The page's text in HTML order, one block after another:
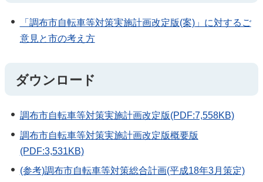
「調布市自転車等対策実施計画改定版(案)」に対するご
意見と市の考え方
ダウンロード
調布市自転車等対策実施計画改定版(PDF:7,558KB)
調布市自転車等対策実施計画改定版概要版
(PDF:3,531KB)
(参考)調布市自転車等対策総合計画(平成18年3月策定)